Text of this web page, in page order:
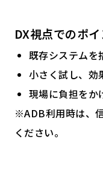
DX視点でのポイ
既存システムを
小さく試し、効
現場に負担をか
※ADB利用時は、
ください。